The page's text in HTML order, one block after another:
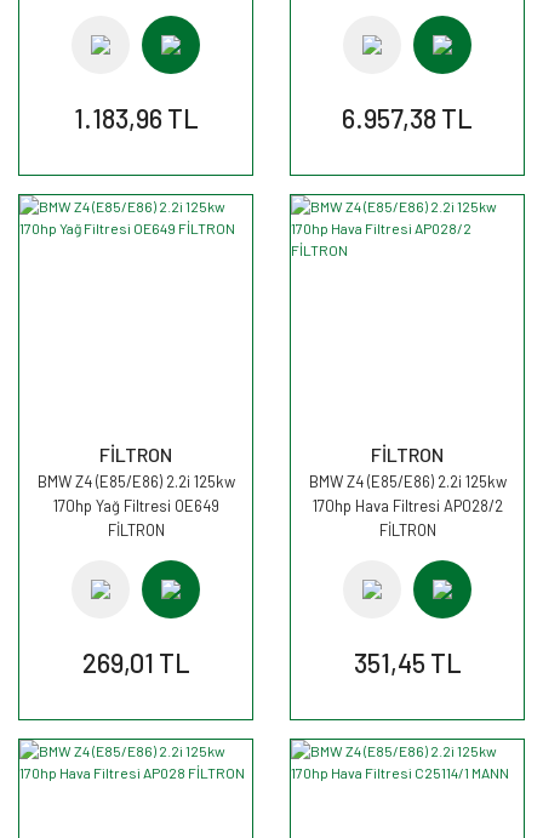
1.183,96 TL 6.957,38 TL
FİLTRON
BMW Z4 (E85/E86) 2.2i 125kw
170hp Yağ Filtresi OE649
FİLTRON
269,01 TL
FİLTRON
BMW Z4 (E85/E86) 2.2i 125kw
170hp Hava Filtresi AP028/2
FİLTRON
351,45 TL